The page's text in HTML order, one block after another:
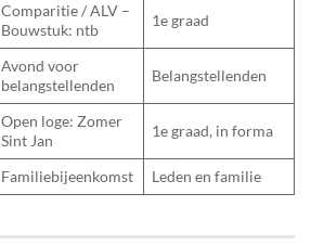
Comparitie / ALV –
Bouwstuk: ntb
1e graad
Avond voor
belangstellenden
Belangstellenden
Open loge: Zomer
Sint Jan
1e graad, in forma
Familiebijeenkomst Leden en familie